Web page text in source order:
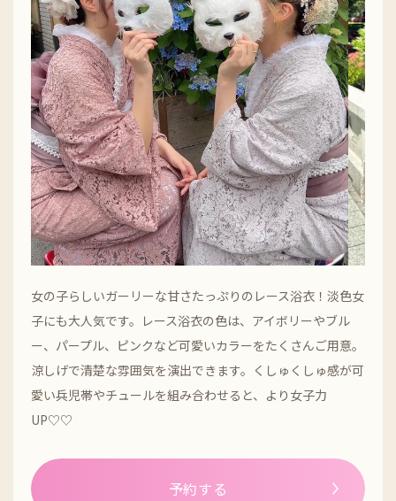
女の子らしいガーリーな甘さたっぷりのレース浴衣！淡色女
子にも大人気です。レース浴衣の色は、アイボリーやブル
ー、パープル、ピンクなど可愛いカラーをたくさんご用意。
涼しげで清楚な雰囲気を演出できます。くしゅくしゅ感が可
愛い兵児帯やチュールを組み合わせると、より女子力
UP♡♡
予約する